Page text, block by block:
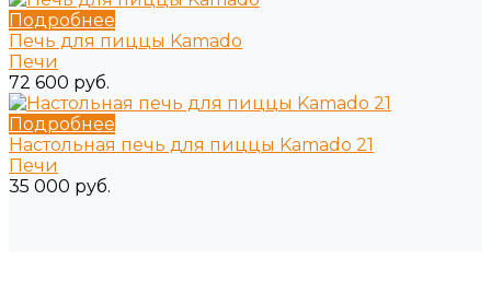
Подробнее
Печь для пиццы Kamado
Печи
72 600 руб.
Подробнее
Настольная печь для пиццы Kamado 21
Печи
35 000 руб.